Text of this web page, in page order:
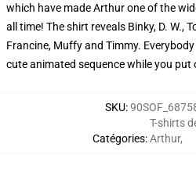
which have made Arthur one of the
all time! The shirt reveals Binky, D. W.,
Francine, Muffy and Timmy.
cute animated sequence while you
SKU:
Catégories:
T-shirts
Arthur,